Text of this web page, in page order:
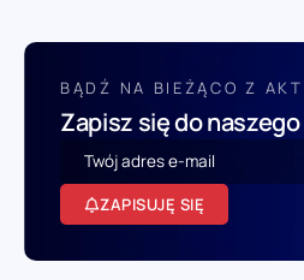
BĄDŹ NA BIEŻĄCO Z
Zapisz się do
ZAPISUJĘ SIĘ